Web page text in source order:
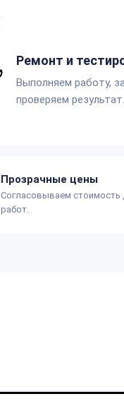
Ремонт и
Выполняем работу,
проверяем результат.
Прозрачные цены
Согласовываем стоимость
работ.